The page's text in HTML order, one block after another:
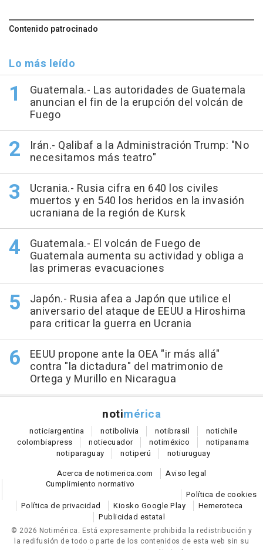
Contenido patrocinado
Lo más leído
Guatemala.- Las autoridades de Guatemala
anuncian el fin de la erupción del volcán de
Fuego
Irán.- Qalibaf a la Administración Trump: "No
necesitamos más teatro"
Ucrania.- Rusia cifra en 640 los civiles
muertos y en 540 los heridos en la invasión
ucraniana de la región de Kursk
Guatemala.- El volcán de Fuego de
Guatemala aumenta su actividad y obliga a
las primeras evacuaciones
Japón.- Rusia afea a Japón que utilice el
aniversario del ataque de EEUU a Hiroshima
para criticar la guerra en Ucrania
EEUU propone ante la OEA "ir más allá"
contra "la dictadura" del matrimonio de
Ortega y Murillo en Nicaragua
notimérica
noticiargentina notibolivia notibrasil notichile
colombiapress notiecuador notiméxico notipanama
notiparaguay notiperú notiuruguay
Acerca de notimerica.com
Aviso legal
Cumplimiento normativo
Política de cookies
Política de privacidad
Kiosko Google Play
Hemeroteca
Publicidad estatal
© 2026 Notimérica. Está expresamente prohibida la redistribución y
la redifusión de todo o parte de los contenidos de esta web sin su